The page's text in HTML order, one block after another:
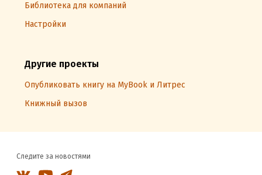
Библиотека для компаний
Настройки
Другие проекты
Опубликовать книгу на MyBook и Литрес
Книжный вызов
Следите за новостями